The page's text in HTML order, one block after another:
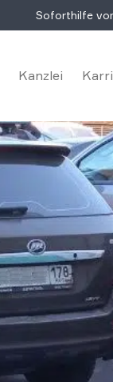
Soforthilfe
Kanzlei